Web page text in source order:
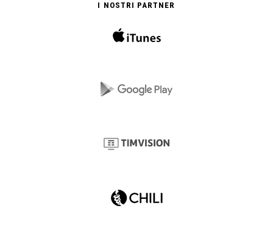
I NOSTRI PARTNER